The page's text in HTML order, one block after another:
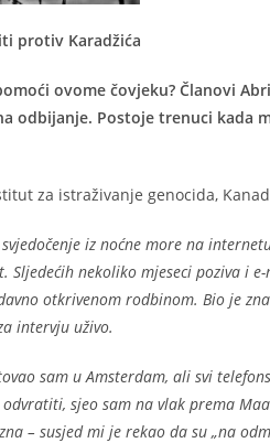
protiv Karadžića
ovome čovjeku? Članovi
odbijanje. Postoje trenuci kada
za istraživanje genocida,
iz noćne more na
nekoliko mjeseci poziva i
otkrivenom rodbinom. Bio je
intervju uživo.
sam u Amsterdam, ali svi
sjeo sam na vlak prema
– susjed mi je rekao da su „na